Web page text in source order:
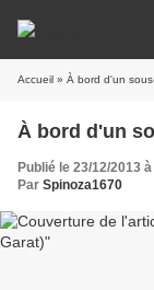
Accueil » À bord d'un
À bord d'un
Publié le 23/12/2013
Par Spinoza1670